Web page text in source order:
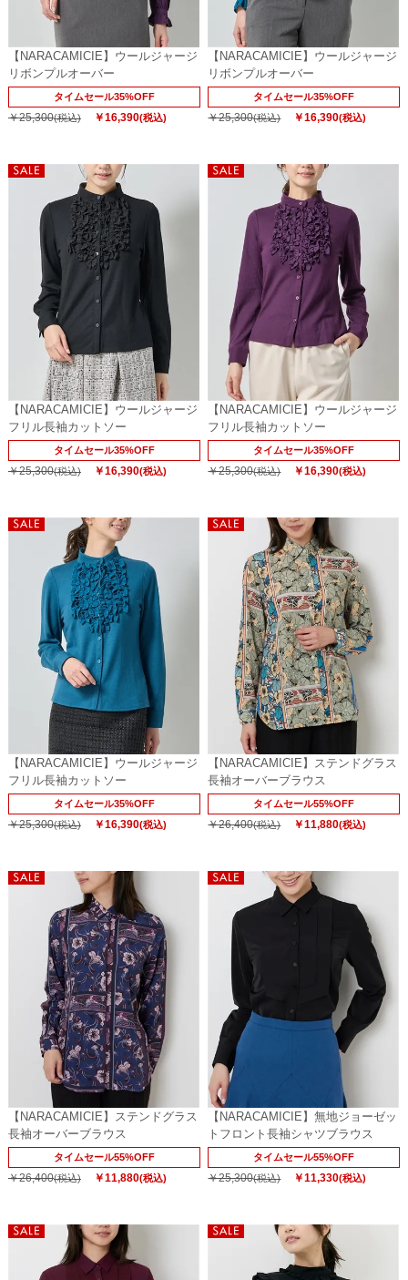
【NARACAMICIE】ウールジャージ
リボンプルオーバー
タイムセール35%OFF
￥25,300(税込) ￥16,390(税込)
【NARACAMICIE】ウールジャージ
リボンプルオーバー
タイムセール35%OFF
￥25,300(税込) ￥16,390(税込)
【NARACAMICIE】ウールジャージ
フリル長袖カットソー
タイムセール35%OFF
￥25,300(税込) ￥16,390(税込)
【NARACAMICIE】ウールジャージ
フリル長袖カットソー
タイムセール35%OFF
￥25,300(税込) ￥16,390(税込)
【NARACAMICIE】ウールジャージ
フリル長袖カットソー
タイムセール35%OFF
￥25,300(税込) ￥16,390(税込)
【NARACAMICIE】ステンドグラス
長袖オーバーブラウス
タイムセール55%OFF
￥26,400(税込) ￥11,880(税込)
【NARACAMICIE】ステンドグラス
長袖オーバーブラウス
タイムセール55%OFF
￥26,400(税込) ￥11,880(税込)
【NARACAMICIE】無地ジョーゼッ
トフロント長袖シャツブラウス
タイムセール55%OFF
￥25,300(税込) ￥11,330(税込)